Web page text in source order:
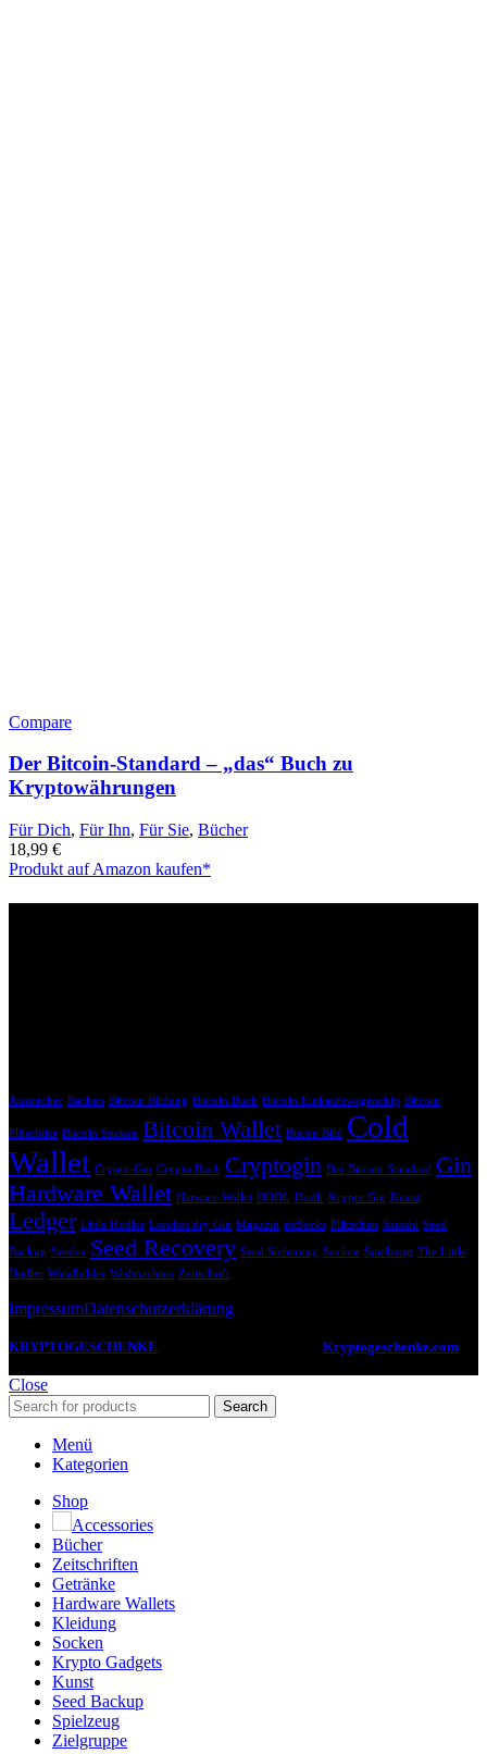
Compare
Der Bitcoin-Standard – „das“ Buch zu
Kryptowährungen
Für Dich, Für Ihn, Für Sie, Bücher
18,99 €
Produkt auf Amazon kaufen*
Ausstecher Backen Bitcoin Bildung Bitcoin Buch Bitcoin Einkaufswagenchip Bitcoin
Plüschtier Bitcoin Socken Bitcoin Wallet Bitcon Bild
Cold
Wallet Crypto-Gin Crypto Buch Cryptogin Der Bitcoin Standard
Gin
Hardware Wallet Harware Wallet HODL Hodlr Krypto Gin Kunst
Ledger Little Hodler London dry Gin Magazin mtSocks Plätzchen Satoshi Seed
Backup Seedor Seed Recovery Seed Sicherung Socken Spielzeug The Little
Hodler Wandbilder Weihnachten Zeitschrift
ImpressumDatenschutzerklärung
KRYPTOGESCHENKE Kryptogeschenke.com
Close
Search
Menü
Kategorien
Shop
Accessories
Bücher
Zeitschriften
Getränke
Hardware Wallets
Kleidung
Socken
Krypto Gadgets
Kunst
Seed Backup
Spielzeug
Zielgruppe